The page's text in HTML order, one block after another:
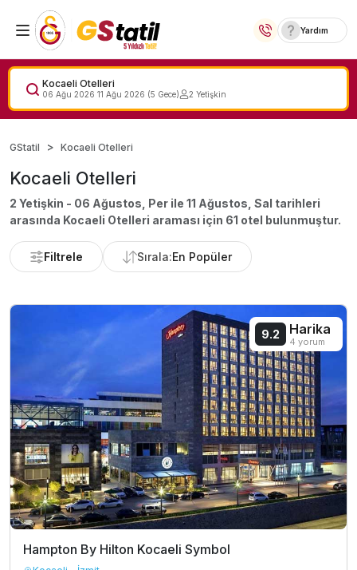
Yurt İçi Oteller
Temalı Oteller
Kıbrıs Otelleri
Lansmana Özel Oteller
Yurt Dışı Turlar
Yardım
Kocaeli Otelleri
06 Ağu 2026 11 Ağu 2026 (5 Gece) 2 Yetişkin
GStatil Kocaeli Otelleri
Kocaeli Otelleri
2 Yetişkin - 06 Ağustos, Per ile 11 Ağustos, Sal tarihleri
arasında Kocaeli Otelleri araması için 61 otel bulunmuştur.
Filtrele Sırala:En Popüler
Hampton By Hilton Kocaeli Symbol
9.2 Harika
4 yorum